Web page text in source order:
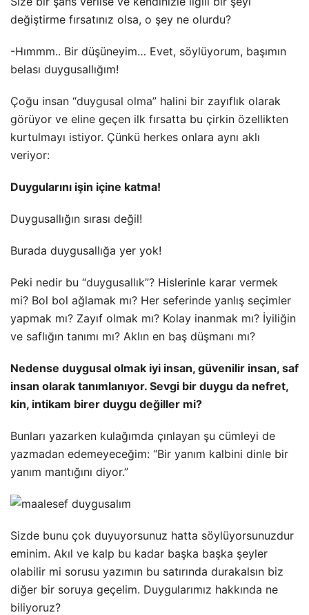
değiştirme fırsatınız olsa, o şey ne olurdu?
-Hımmm.. Bir düşüneyim… Evet, söylüyorum, başımın
belası duygusallığım!
Çoğu insan “duygusal olma” halini bir zayıflık olarak
görüyor ve eline geçen ilk fırsatta bu çirkin özellikten
kurtulmayı istiyor. Çünkü herkes onlara aynı aklı
veriyor:
Duygularını işin içine katma!
Duygusallığın sırası değil!
Burada duygusallığa yer yok!
Peki nedir bu “duygusallık”? Hislerinle karar vermek
mi? Bol bol ağlamak mı? Her seferinde yanlış seçimler
yapmak mı? Zayıf olmak mı? Kolay inanmak mı? İyiliğin
ve saflığın tanımı mı? Aklın en baş düşmanı mı?
Nedense duygusal olmak iyi insan, güvenilir insan, saf
insan olarak tanımlanıyor. Sevgi bir duygu da nefret,
kin, intikam birer duygu değiller mi?
Bunları yazarken kulağımda çınlayan şu cümleyi de
yazmadan edemeyeceğim: “Bir yanım kalbini dinle bir
yanım mantığını diyor.”
Sizde bunu çok duyuyorsunuz hatta söylüyorsunuzdur
eminim. Akıl ve kalp bu kadar başka başka şeyler
olabilir mi sorusu yazımın bu satırında durakalsın biz
diğer bir soruya geçelim. Duygularımız hakkında ne
biliyoruz?